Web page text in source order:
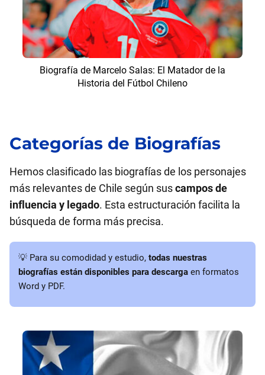
Biografía de Marcelo Salas: El Matador de la
Historia del Fútbol Chileno
Categorías de Biografías
Hemos clasificado las biografías de los personajes
más relevantes de Chile según suscampos de
influencia y legado. Esta estructuración facilita la
búsqueda de forma más precisa.
💡 Para su comodidad y estudio, todas nuestras
biografías están disponibles para descarga en formatos
Word y PDF.